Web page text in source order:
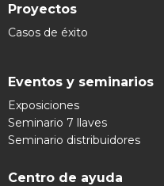
Proyectos
Casos de éxito
Eventos y seminarios
Exposiciones
Seminario 7 llaves
Seminario distribuidores
Centro de ayuda